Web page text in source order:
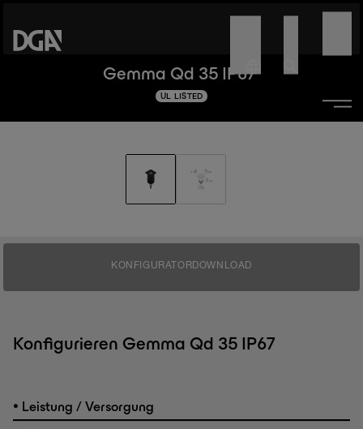
Gemma Qd 35 IP67
UL LISTED
KONFIGURATORDOWNLOAD
Konfigurieren Gemma Qd 35 IP67
• Leistung / Versorgung